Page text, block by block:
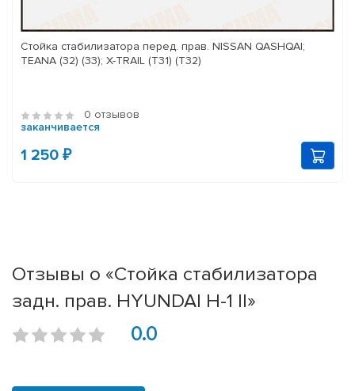
Стойка стабилизатора перед. прав. NISSAN QASHQAI;
TEANA (32) (33); X-TRAIL (T31) (T32)
0 отзывов
заканчивается
1 250 ₽
Отзывы о «Стойка стабилизатора
задн. прав. HYUNDAI H-1 II»
0.0